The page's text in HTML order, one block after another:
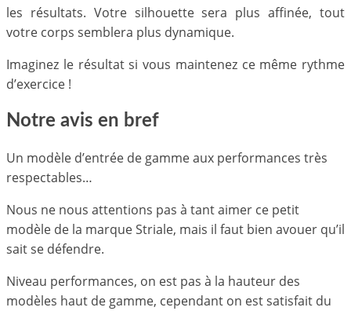
les résultats. Votre silhouette sera plus affinée, tout
votre corps semblera plus dynamique.
Imaginez le résultat si vous maintenez ce même rythme
d’exercice !
Notre avis en bref
Un modèle d’entrée de gamme aux performances très
respectables…
Nous ne nous attentions pas à tant aimer ce petit
modèle de la marque Striale, mais il faut bien avouer qu’il
sait se défendre.
Niveau performances, on est pas à la hauteur des
modèles haut de gamme, cependant on est satisfait du